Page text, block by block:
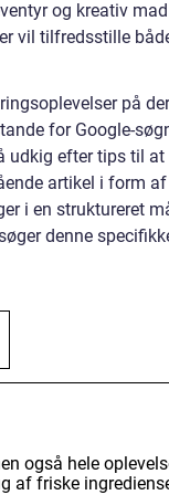
og kreativ
vil tilfredsstille
på
for Google-
udkig efter tips til
artikel i form
i en struktureret
denne
også hele
af friske